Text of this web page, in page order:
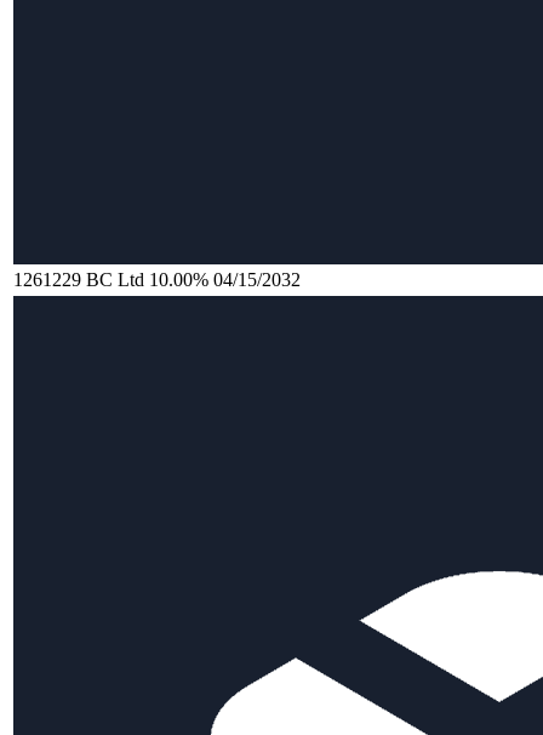
1261229 BC Ltd 10.00% 04/15/2032